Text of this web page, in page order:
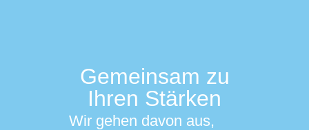
Gemeinsam zu
Ihren Stärken
Wir gehen davon aus,